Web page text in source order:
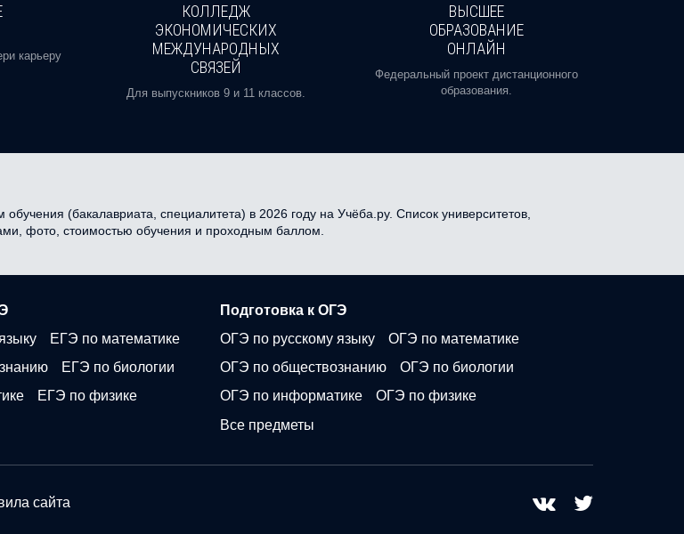
карьеру
КОЛЛЕДЖ
ЭКОНОМИЧЕСКИХ
МЕЖДУНАРОДНЫХ
СВЯЗЕЙ
Для выпускников 9 и 11 классов.
ВЫСШЕЕ
ОБРАЗОВАНИЕ
ОНЛАЙН
Федеральный проект дистанционного
образования.
(бакалавриата, специалитета) в 2026 году на Учёба.ру. Список университетов,
фото, стоимостью обучения и проходным баллом.
ЕГЭ по математике
ЕГЭ по биологии
ЕГЭ по физике
Подготовка к ОГЭ
ОГЭ по русскому языку
ОГЭ по математике
ОГЭ по обществознанию
ОГЭ по биологии
ОГЭ по информатике
ОГЭ по физике
Все предметы
сайта